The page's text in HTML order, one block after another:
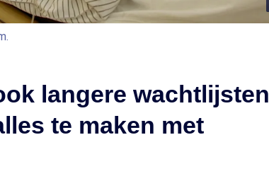
langere wachtlijsten
te maken met